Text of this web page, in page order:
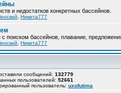
и недостатков конкретных бассейнов.
Никита777
поиском бассейнов, плавание,
Никита777
сообщений: 132779
пользователей: 52661
пользователь: uxofutima